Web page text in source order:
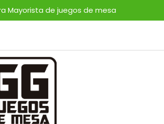
Mayorista de juegos de mesa